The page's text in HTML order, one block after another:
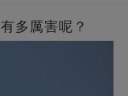
多厲害呢？